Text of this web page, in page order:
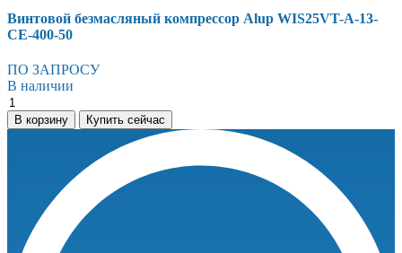
Винтовой безмасляный компрессор Alup WIS25VT-A-13-
CE-400-50
ПО ЗАПРОСУ
В наличии
Винтовой
безмасляный
компрессор
400-
В корзину Купить сейчас